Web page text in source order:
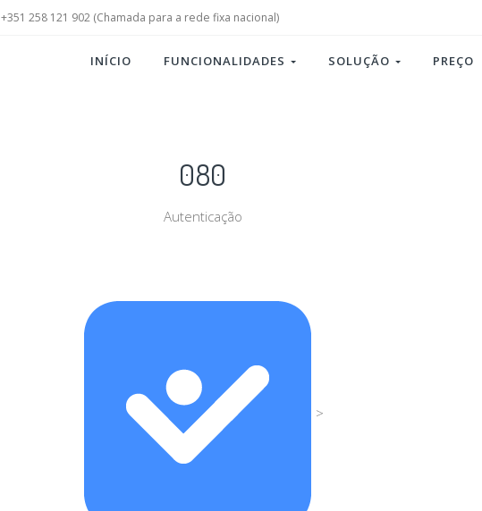
+351 258 121 902 (Chamada para a rede fixa nacional)
INÍCIO FUNCIONALIDADES SOLUÇÃO PREÇO
080
Autenticação
>